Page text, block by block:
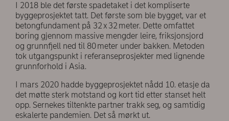
I 2018 ble det første spadetaket i det kompliserte
byggeprosjektet tatt. Det første som ble bygget, var et
betongfundament på 32 x 32 meter. Dette omfattet
boring gjennom massive mengder leire, friksjonsjord
og grunnfjell ned til 80 meter under bakken. Metoden
tok utgangspunkt i referanseprosjekter med lignende
grunnforhold i Asia.
I mars 2020 hadde byggeprosjektet nådd 10. etasje da
det møtte sterk motstand og kort tid etter stanset helt
opp. Sernekes tiltenkte partner trakk seg, og samtidig
eskalerte pandemien. Det så mørkt ut.